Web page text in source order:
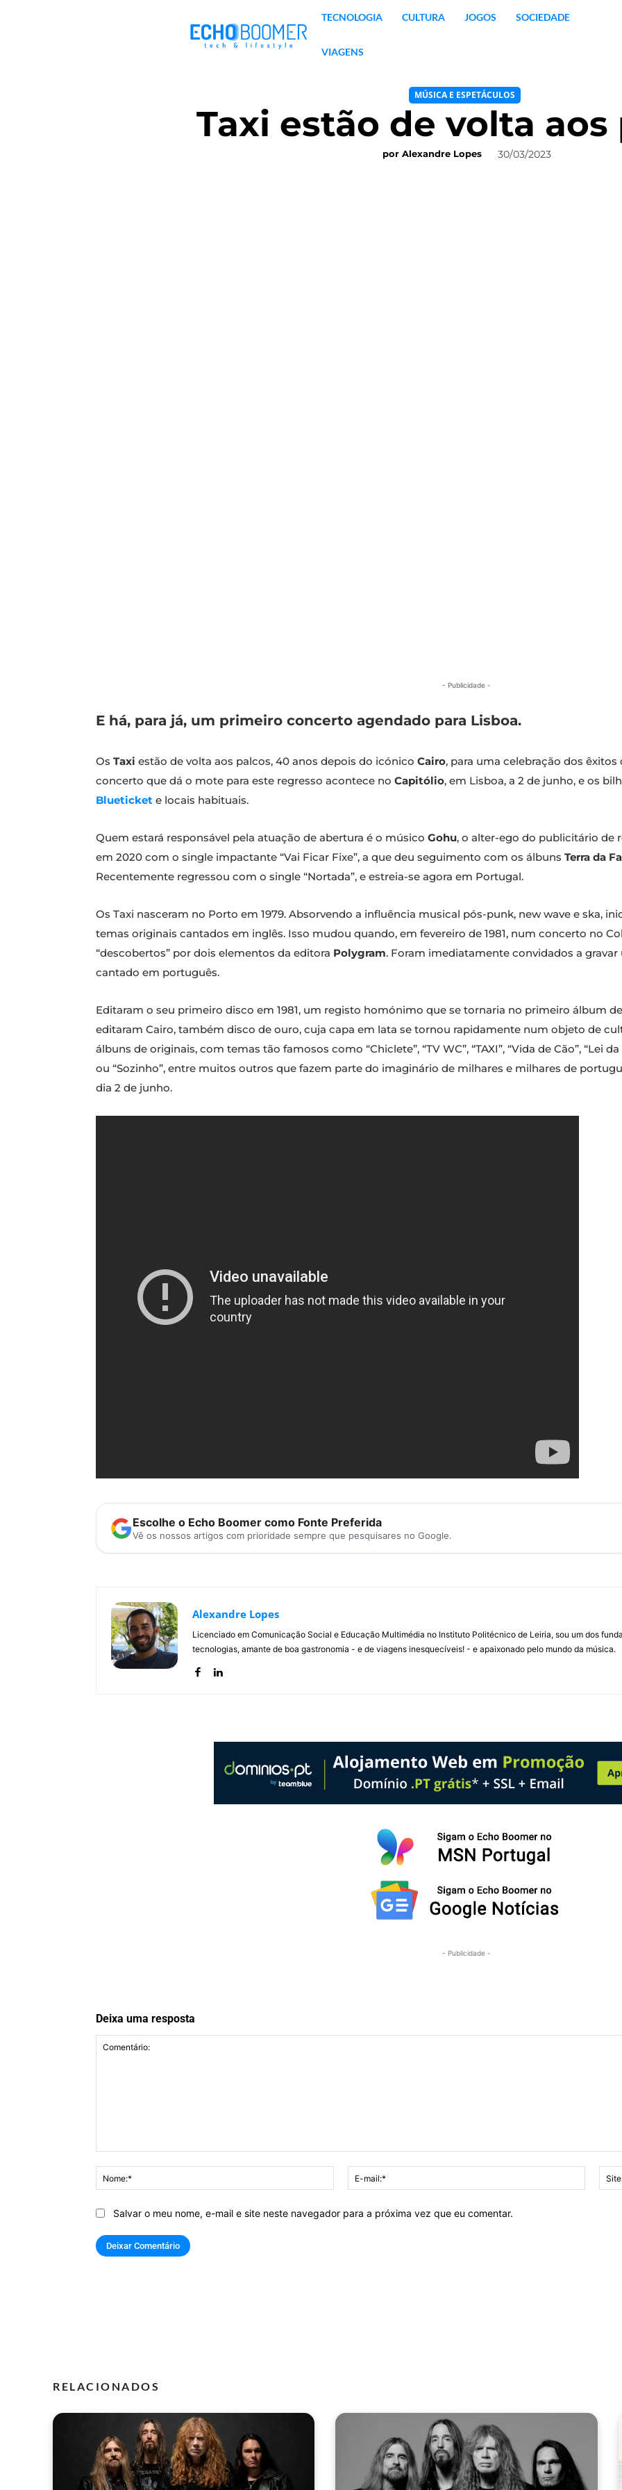
TECNOLOGIA CULTURA JOGOS SOCIEDADE
VIAGENS
MÚSICA E ESPETÁCULOS
Taxi estão de volta aos
por Alexandre Lopes 30/03/2023
- Publicidade -
E há, para já, um primeiro concerto agendado para Lisboa.
Os Taxi estão de volta aos palcos, 40 anos depois do icónico Cairo, para uma celebração dos
concerto que dá o mote para este regresso acontece no Capitólio, em Lisboa, a 2 de junho, e os
Blueticket e locais habituais.
Quem estará responsável pela atuação de abertura é o músico Gohu, o alter-ego do publicitário de
em 2020 com o single impactante “Vai Ficar Fixe”, a que deu seguimento com os álbuns Terra da
Recentemente regressou com o single “Nortada”, e estreia-se agora em Portugal.
Os Taxi nasceram no Porto em 1979. Absorvendo a influência musical pós-punk, new wave e ska,
temas originais cantados em inglês. Isso mudou quando, em fevereiro de 1981, num concerto no
“descobertos” por dois elementos da editora Polygram. Foram imediatamente convidados a
cantado em português.
Editaram o seu primeiro disco em 1981, um registo homónimo que se tornaria no primeiro álbum
editaram Cairo, também disco de ouro, cuja capa em lata se tornou rapidamente num objeto de
álbuns de originais, com temas tão famosos como “Chiclete”, “TV WC”, “TAXI”, “Vida de Cão”, “Lei da
ou “Sozinho”, entre muitos outros que fazem parte do imaginário de milhares e milhares de
dia 2 de junho.
Escolhe o Echo Boomer como Fonte Preferida
Vê os nossos artigos com prioridade sempre que pesquisares no Google.
Alexandre Lopes
Licenciado em Comunicação Social e Educação Multimédia no Instituto Politécnico de Leiria, sou um dos
tecnologias, amante de boa gastronomia - e de viagens inesquecíveis! - e apaixonado pelo mundo da música.
- Publicidade -
Deixa uma resposta
Nome:*
mail:*
Salvar o meu nome, e-mail e site neste navegador para a próxima vez que eu comentar.
RELACIONADOS